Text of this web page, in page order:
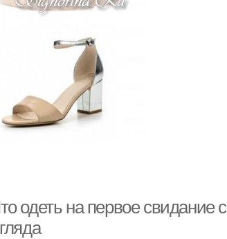
одеть на первое свидание с